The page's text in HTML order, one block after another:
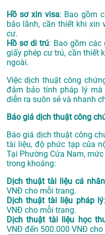
Hồ sơ xin visa: Bao gồm
bảo lãnh, cần thiết khi xin
cư.
Hồ sơ di trú: Bao gồm
giấy phép cư trú, cần thiết
ngoài.
Việc dịch thuật công
đảm bảo tính pháp lý
diễn ra suôn sẻ và nhanh
Báo giá dịch thuật công
Báo giá dịch thuật công
tài liệu, độ phức tạp của
Tại Phường Cửa Nam,
trong khoảng:
Dịch thuật tài liệu cá nhân
VNĐ cho mỗi trang.
Dịch thuật tài liệu pháp lý
VNĐ cho mỗi trang.
Dịch thuật tài liệu học
VNĐ đến 500.000 VNĐ